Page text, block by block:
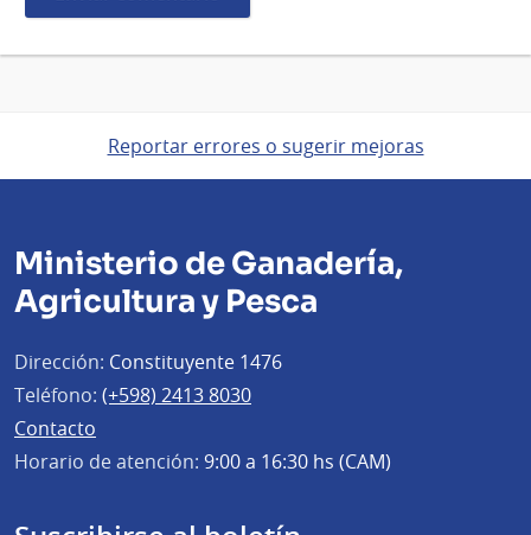
Reportar errores o sugerir mejoras
Ministerio de Ganadería,
Agricultura y Pesca
Dirección: Constituyente 1476
Teléfono: (+598) 2413 8030
Contacto
Horario de atención: 9:00 a 16:30 hs (CAM)